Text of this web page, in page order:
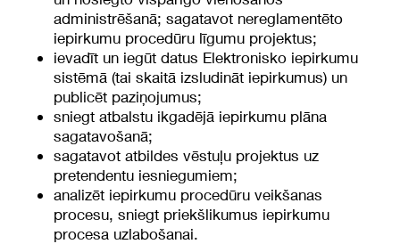
administrēšanā; sagatavot nereglamentēto
iepirkumu procedūru līgumu projektus;
ievadīt un iegūt datus Elektronisko iepirkumu
sistēmā (tai skaitā izsludināt iepirkumus) un
publicēt paziņojumus;
sniegt atbalstu ikgadējā iepirkumu plāna
sagatavošanā;
sagatavot atbildes vēstuļu projektus uz
pretendentu iesniegumiem;
analizēt iepirkumu procedūru veikšanas
procesu, sniegt priekšlikumus iepirkumu
procesa uzlabošanai.